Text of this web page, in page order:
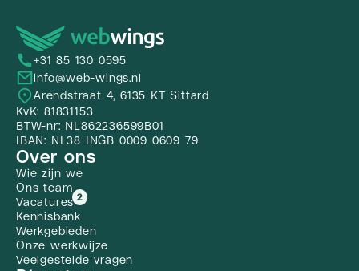
+31 85 130 0595
info@web-wings.nl
Arendstraat 4, 6135 KT Sittard
KvK: 81831153
BTW-nr: NL862236599B01
IBAN: NL38 INGB 0009 0609 79
Over ons
Wie zijn we
Ons team
Vacatures 2
Kennisbank
Werkgebieden
Onze werkwijze
Veelgestelde vragen